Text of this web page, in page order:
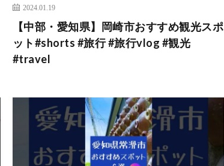
2024.01.19
【中部・愛知県】岡崎市おすすめ観光スポ
ット#shorts #旅行 #旅行vlog #観光
#travel